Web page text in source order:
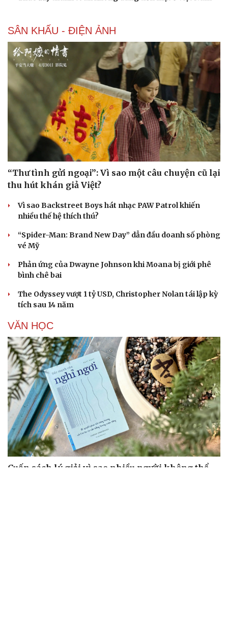
SÂN KHẤU - ĐIỆN ẢNH
“Thư tình gửi ngoại”: Vì sao một câu chuyện cũ lại
thu hút khán giả Việt?
Vì sao Backstreet Boys hát nhạc PAW Patrol khiến
nhiều thế hệ thích thú?
“Spider-Man: Brand New Day” dẫn đầu doanh số phòng
vé Mỹ
Phản ứng của Dwayne Johnson khi Moana bị giới phê
bình chê bai
The Odyssey vượt 1 tỷ USD, Christopher Nolan tái lập kỳ
tích sau 14 năm
VĂN HỌC
Cuốn sách lý giải vì sao nhiều người không thể